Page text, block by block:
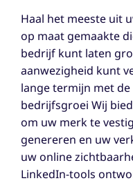
Haal het meeste uit
op maat gemaakte
bedrijf kunt laten
aanwezigheid kunt
lange termijn met
bedrijfsgroei Wij
om uw merk te
genereren en uw
uw online
LinkedIn-tools